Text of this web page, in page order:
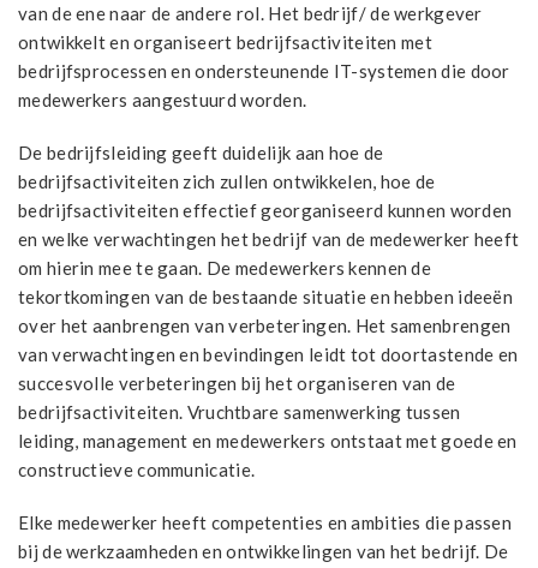
van de ene naar de andere rol. Het bedrijf/ de werkgever
ontwikkelt en organiseert bedrijfsactiviteiten met
bedrijfsprocessen en ondersteunende IT-systemen die door
medewerkers aangestuurd worden.
De bedrijfsleiding geeft duidelijk aan hoe de
bedrijfsactiviteiten zich zullen ontwikkelen, hoe de
bedrijfsactiviteiten effectief georganiseerd kunnen worden
en welke verwachtingen het bedrijf van de medewerker heeft
om hierin mee te gaan. De medewerkers kennen de
tekortkomingen van de bestaande situatie en hebben ideeën
over het aanbrengen van verbeteringen. Het samenbrengen
van verwachtingen en bevindingen leidt tot doortastende en
succesvolle verbeteringen bij het organiseren van de
bedrijfsactiviteiten. Vruchtbare samenwerking tussen
leiding, management en medewerkers ontstaat met goede en
constructieve communicatie.
Elke medewerker heeft competenties en ambities die passen
bij de werkzaamheden en ontwikkelingen van het bedrijf. De